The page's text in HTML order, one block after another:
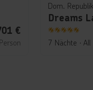
€
Dom.
5
7 Nächte ∙ All